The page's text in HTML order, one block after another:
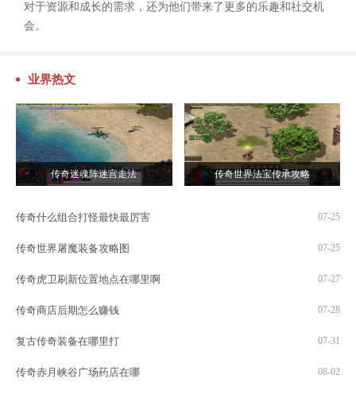
对于资源和成长的需求，还为他们带来了更多的乐趣和社交机
会。
业界热文
传奇迷魂阵迷宫走法 传奇世界法宝传承攻略
传奇什么组合打怪最快最厉害 07-25
传奇世界屠魔装备攻略图 07-25
传奇虎卫刷新位置地点在哪里啊 07-27
传奇商店后期怎么赚钱 07-28
复古传奇装备在哪里打 07-31
传奇赤月峡谷广场药店在哪 08-02